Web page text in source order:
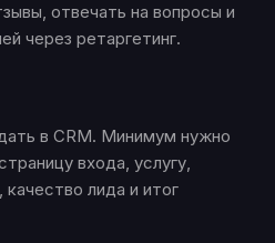
отвечать на вопросы и
через ретаргетинг.
в CRM. Минимум нужно
входа, услугу,
лида и итог